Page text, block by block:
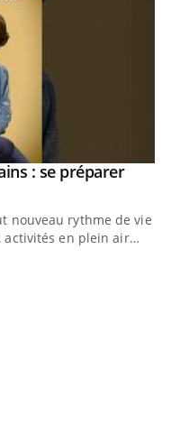
: se préparer
rythme de vie !
activités en plein air…